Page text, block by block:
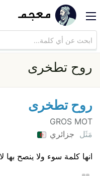
روح تطخرى
روح تطخرى
GROS MOT
مَثَل جزائري
انها كلمة سوء ولا ينصح بها